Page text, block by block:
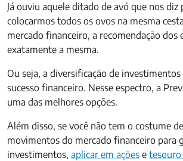
Já ouviu aquele ditado de avó que nos diz
colocarmos todos os ovos na mesma
mercado financeiro, a recomendação dos
exatamente a mesma.
Ou seja, a diversificação de investimentos
sucesso financeiro. Nesse espectro, a
uma das melhores opções.
Além disso, se você não tem o costume
movimentos do mercado financeiro para
investimentos, aplicar em ações e